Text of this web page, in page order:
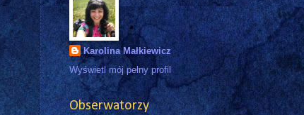
Karolina Małkiewicz
Wyświetl mój pełny profil
Obserwatorzy